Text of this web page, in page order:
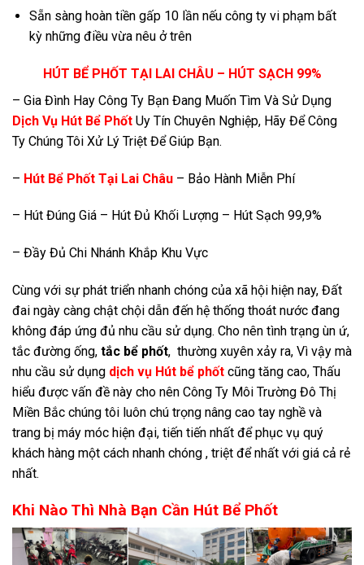
Sẵn sàng hoàn tiền gấp 10 lần nếu công ty vi phạm bất
kỳ những điều vừa nêu ở trên
HÚT BỂ PHỐT TẠI LAI CHÂU – HÚT SẠCH 99%
– Gia Đình Hay Công Ty Bạn Đang Muốn Tìm Và Sử Dụng
Dịch Vụ Hút Bể Phốt Uy Tín Chuyên Nghiệp, Hãy Để Công
Ty Chúng Tôi Xử Lý Triệt Để Giúp Bạn.
– Hút Bể Phốt Tại Lai Châu – Bảo Hành Miễn Phí
– Hút Đúng Giá – Hút Đủ Khối Lượng – Hút Sạch 99,9%
– Đầy Đủ Chi Nhánh Khắp Khu Vực
Cùng với sự phát triển nhanh chóng của xã hội hiện nay, Đất
đai ngày càng chật chội dẫn đến hệ thống thoát nước đang
không đáp ứng đủ nhu cầu sử dụng. Cho nên tình trạng ùn ứ,
tắc đường ống, tắc bể phốt, thường xuyên xảy ra, Vì vậy mà
nhu cầu sử dụng dịch vụ Hút bể phốt cũng tăng cao, Thấu
hiểu được vấn đề này cho nên Công Ty Môi Trường Đô Thị
Miền Bắc chúng tôi luôn chú trọng nâng cao tay nghề và
trang bị máy móc hiện đại, tiến tiến nhất để phục vụ quý
khách hàng một cách nhanh chóng , triệt để nhất với giá cả rẻ
nhất.
Khi Nào Thì Nhà Bạn Cần Hút Bể Phốt